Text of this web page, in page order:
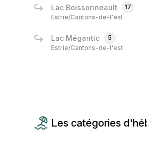
Lac Boissonneault
17
Estrie/Cantons-de-l'est
Lac Mégantic
5
Estrie/Cantons-de-l'est
Les catégories